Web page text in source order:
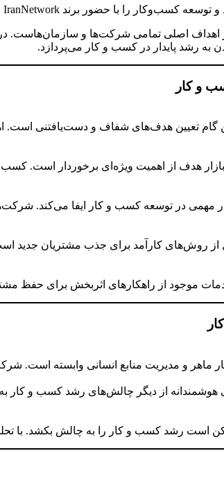
اصلی تمامی شرکت‌ها و سازمان‌هاست. در
به رشد پایدار در کسب و کار می‌پردازد.
و کار
گام تعیین هدف‌های شفاف و دست‌یافتنی
هدف از اهمیت ویژه‌ای برخوردار است.
مهمی در توسعه کسب و کار ایفا می‌کند.
از روش‌های کارآمد برای جذب مشتریان
موجود از راهکارهای اثربخش برای حفظ
و مدیریت منابع انسانی وابسته است.
از دیگر چالش‌های رشد کسب و کار به
است رشد کسب و کار را به چالش بکشد. با